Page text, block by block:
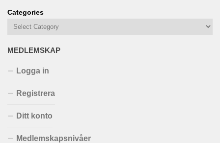
Categories
MEDLEMSKAP
Logga in
Registrera
Ditt konto
Medlemskapsnivåer